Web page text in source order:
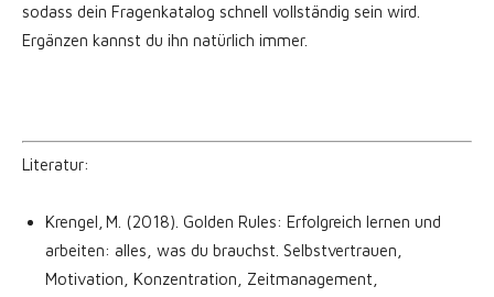
sodass dein Fragenkatalog schnell vollständig sein wird.
Ergänzen kannst du ihn natürlich immer.
Literatur:
Krengel, M. (2018). Golden Rules: Erfolgreich lernen und
arbeiten: alles, was du brauchst. Selbstvertrauen,
Motivation, Konzentration, Zeitmanagement,